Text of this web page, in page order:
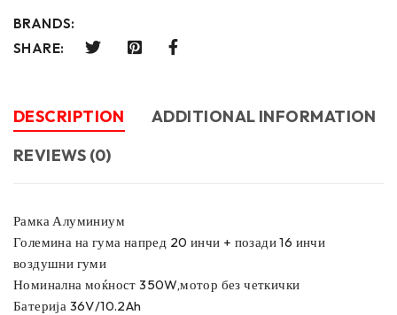
BRANDS:
SHARE:
DESCRIPTION
ADDITIONAL INFORMATION
REVIEWS (0)
Рамка Алуминиум
Големина на гума напред 20 инчи + позади 16 инчи
воздушни гуми
Номинална моќност 350W,мотор без четкички
Батерија 36V/10.2Ah